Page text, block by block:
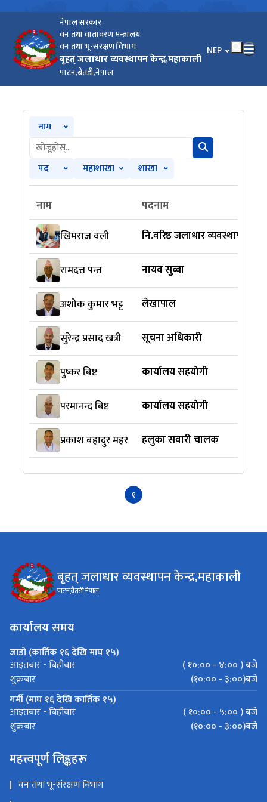
नेपाल सरकार
वन तथा वातावरण मन्त्रालय
वन तथा भू-संरक्षण विभाग
बृहत् जलाधार व्यवस्थापन केन्द्र,महाकाली
पाटन,बैतडी,नेपाल
भाषा चयन गर्नुहोस्
NEP
नाम
पद महाशाखा शाखा
नाम पदनाम
खिमराज वली नि.वरिष्ठ जलाधार व्यवस्थापन
रामदत्त पन्त नायव सुुब्बा
अशोक कुमार भट्ट लेखापाल
सुरेन्द्र प्रसाद खत्री सूचना अधिकारी
पुष्कर बिष्ट कार्यालय सहयोगी
परमानन्द बिष्ट कार्यालय सहयोगी
प्रकाश बहादुर महर हलुका सवारी चालक
१
बृहत् जलाधार व्यवस्थापन केन्द्र,महाकाली
पाटन,बैतडी,नेपाल
कार्यालय समय
जाडो (कार्तिक १६ देखि माघ १५)
आइतबार - बिहीबार
( १०:०० - ४:०० ) बजे
शुक्रबार
(१०:०० - ३:००)बजे
गर्मी (माघ १६ देखि कार्तिक १५)
आइतबार - बिहीबार
( १०:०० - ५:०० ) बजे
शुक्रबार
(१०:०० - ३:००)बजे
महत्त्वपूर्ण लिङ्कहरू
वन तथा भू-संरक्षण बिभाग